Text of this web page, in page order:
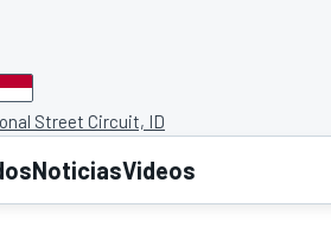
Street Circuit, ID
NoticiasVideos